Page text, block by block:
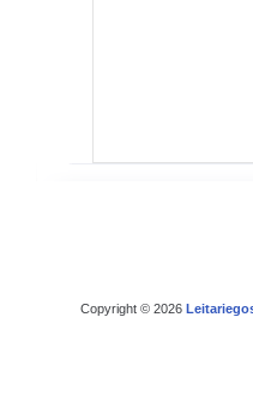
Copyright © 2026